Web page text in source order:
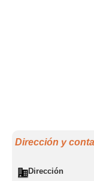
Dirección y
Dirección